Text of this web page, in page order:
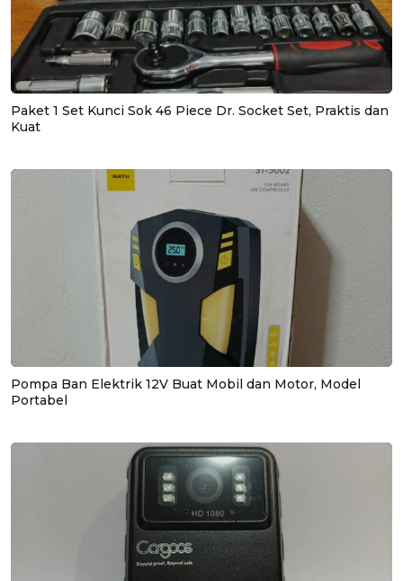
Paket 1 Set Kunci Sok 46 Piece Dr. Socket Set, Praktis dan
Kuat
Pompa Ban Elektrik 12V Buat Mobil dan Motor, Model
Portabel